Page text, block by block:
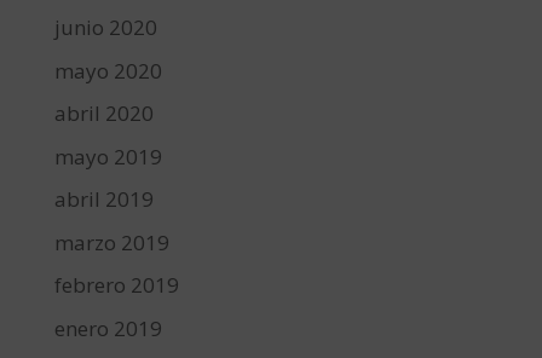
junio 2020
mayo 2020
abril 2020
mayo 2019
abril 2019
marzo 2019
febrero 2019
enero 2019